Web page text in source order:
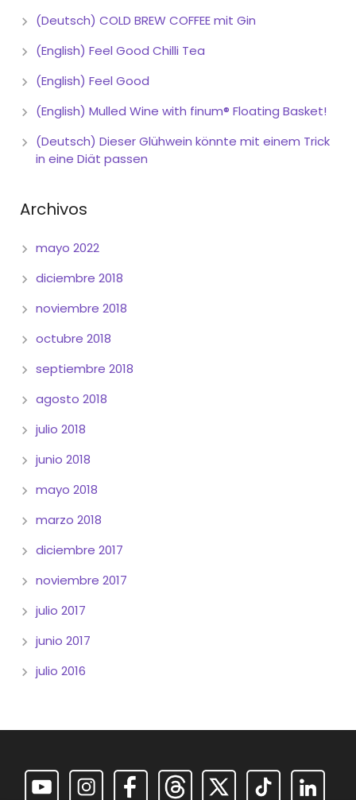
(Deutsch) COLD BREW COFFEE mit Gin
(English) Feel Good Chilli Tea
(English) Feel Good
(English) Mulled Wine with finum® Floating Basket!
(Deutsch) Dieser Glühwein könnte mit einem Trick
in eine Diät passen
Archivos
mayo 2022
diciembre 2018
noviembre 2018
octubre 2018
septiembre 2018
agosto 2018
julio 2018
junio 2018
mayo 2018
marzo 2018
diciembre 2017
noviembre 2017
julio 2017
junio 2017
julio 2016